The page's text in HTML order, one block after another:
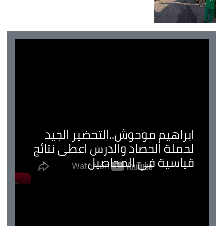
ابراهيم موحوش..التحضير الجيد
لحملة الحصاد والدرس اعطى نتائج
قياسية في المحاصيل